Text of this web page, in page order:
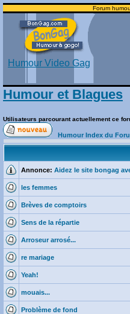
Forum
Humour Video Gag
Humour et Blagues
Utilisateurs parcourant actuellement ce
Humour Index du
Annonce: Aidez le site bongag
les femmes
Brèves de comptoirs
Sens de la répartie
Arroseur arrosé...
re mariage
Yeah!
mouais...
Problème de fond